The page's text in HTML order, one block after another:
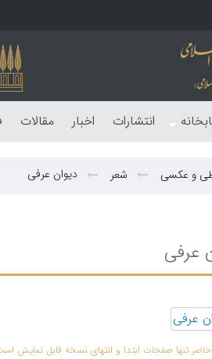
انتشارات اخبار مقالات
و عکسی شعر دیوان عرفی
عرفی
تنها صفحات ابتدا و انتهای نسخه قابل نمایش